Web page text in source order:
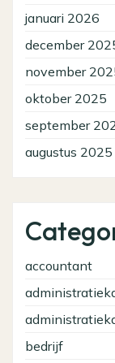
januari 2026
december
november
oktober 2025
september
augustus 2025
accountant
bedrijf